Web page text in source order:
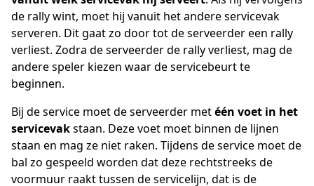
de rally wint, moet hij vanuit het andere servicevak
serveren. Dit gaat zo door tot de serveerder een rally
verliest. Zodra de serveerder de rally verliest, mag de
andere speler kiezen waar de servicebeurt te
beginnen.
Bij de service moet de serveerder metéén voet in het
servicevakstaan. Deze voet moet binnen de lijnen
staan en mag ze niet raken. Tijdens de service moet de
bal zo gespeeld worden dat deze rechtstreeks de
voormuur raakt tussen de servicelijn, dat is de